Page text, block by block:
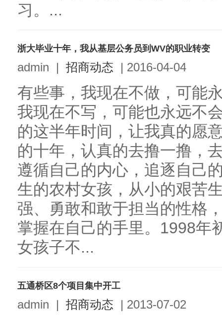
习。...
浙大毕业十年，我从基层公务员到WV的职业转变
admin | 招商动态 | 2016-04-04
有些事，我现在不做，可能
我现在不写，可能也永远不
的这半年时间，让我真的愿
的十年，认真的去撸一撸，
遵循自己的内心，追逐自己
生的农村女孩，从小的艰苦
强、勇敢和敢于担当的性格
掌握在自己的手里。1998年
女孩子不...
五通桥区8个项目集中开工
admin | 招商动态 | 2013-07-02